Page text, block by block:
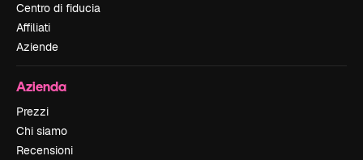
Centro di fiducia
Affiliati
Aziende
Azienda
Prezzi
Chi siamo
Recensioni